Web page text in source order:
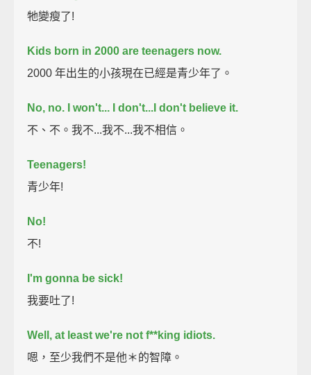
牠變瘦了!
Kids born in 2000 are teenagers now.
2000 年出生的小孩現在已經是青少年了。
No, no. I won't... I don't...I don't believe it.
不、不。我不...我不...我不相信。
Teenagers!
青少年!
No!
不!
I'm gonna be sick!
我要吐了!
Well, at least we're not f**king idiots.
嗯，至少我們不是他＊的智障。